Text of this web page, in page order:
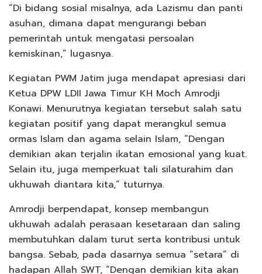
“Di bidang sosial misalnya, ada Lazismu dan panti
asuhan, dimana dapat mengurangi beban
pemerintah untuk mengatasi persoalan
kemiskinan,” lugasnya.
Kegiatan PWM Jatim juga mendapat apresiasi dari
Ketua DPW LDII Jawa Timur KH Moch Amrodji
Konawi. Menurutnya kegiatan tersebut salah satu
kegiatan positif yang dapat merangkul semua
ormas Islam dan agama selain Islam, “Dengan
demikian akan terjalin ikatan emosional yang kuat.
Selain itu, juga memperkuat tali silaturahim dan
ukhuwah diantara kita,” tuturnya.
Amrodji berpendapat, konsep membangun
ukhuwah adalah perasaan kesetaraan dan saling
membutuhkan dalam turut serta kontribusi untuk
bangsa. Sebab, pada dasarnya semua “setara” di
hadapan Allah SWT, “Dengan demikian kita akan